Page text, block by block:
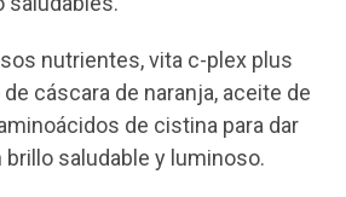
nutrientes, vita c-plex plus
cáscara de naranja, aceite de
de cistina para dar
brillo saludable y luminoso.